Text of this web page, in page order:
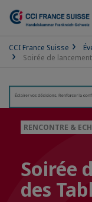
CCI France Suisse
Soirée de
RENCONTRE &
Soirée
des